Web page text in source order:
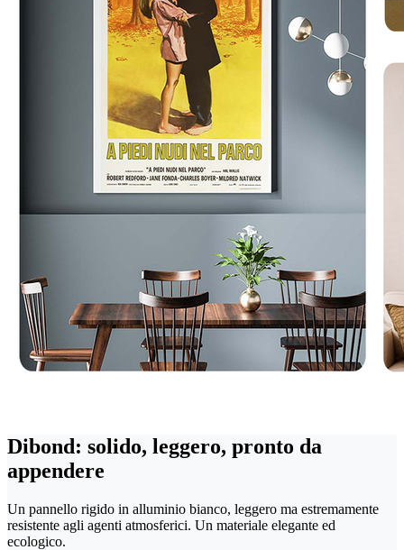
Dibond: solido, leggero, pronto da
appendere
Un pannello rigido in alluminio bianco, leggero ma estremamente
resistente agli agenti atmosferici. Un materiale elegante ed
ecologico.